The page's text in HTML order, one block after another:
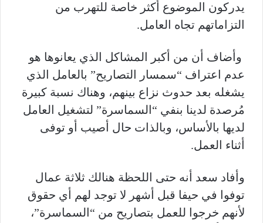
يدركون الموضوع أكثر خاصة للتهرب من
التزاماتهم تجاه العامل.
وأضاف أن من أكبر المشاكل الذي يعانوها هو
عدم اعتراف “سمسار التصاريح” بالعامل الذي
يشغله بعد حدوث نزاع بينهم، وهناك نسبة كبيرة
مُرصدة لدينا بنفي “السماسرة” لتشغيل العامل
لديها بالأساس، وبالذات حال أصيب أو توفى
أثناء العمل.
وأفاد سعد أنه حتى اللحظة هنالك ثلاثة عمال
توفوا في حيفا قبل أشهر لا توجد لهم أي حقوق
لأنهم خرجوا للعمل بتصاريح من “السماسرة”،